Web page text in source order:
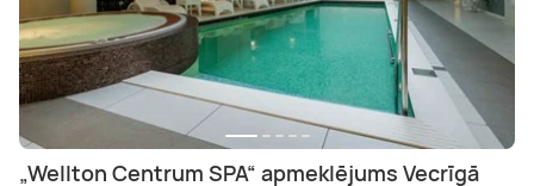
„Wellton Centrum SPA“ apmeklējums Vecrīgā